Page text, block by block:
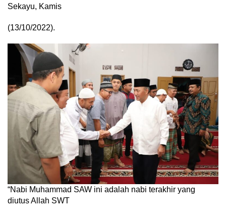
Sekayu, Kamis
(13/10/2022).
“Nabi Muhammad SAW ini adalah nabi terakhir yang
diutus Allah SWT